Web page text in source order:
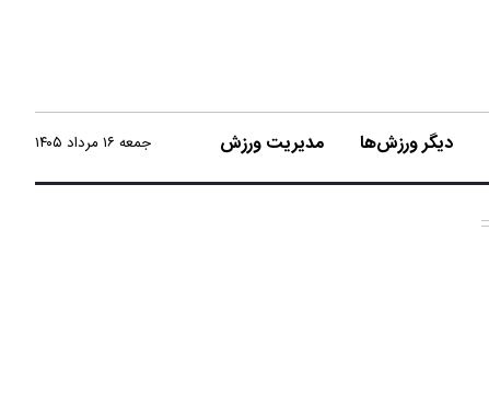
دیگر ورزش‌ها مدیریت ورزش جمعه ۱۶ مرداد ۱۴۰۵